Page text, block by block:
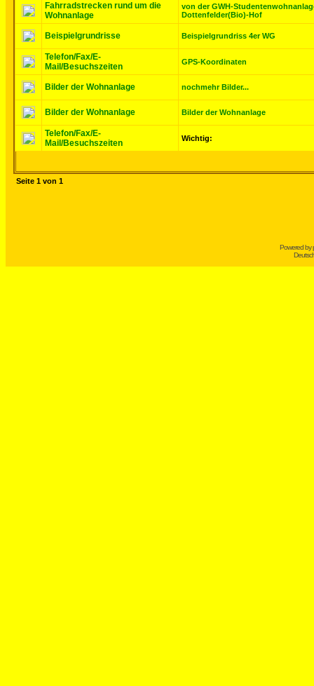
Fahrradstrecken rund um die
Wohnanlage
von der GWH-
Dottenfelder(Bio)-Hof
Beispielgrundrisse Beispielgrundriss 4er WG
Telefon/Fax/E-
Mail/Besuchszeiten
GPS-Koordinaten
Bilder der Wohnanlage nochmehr Bilder...
Bilder der Wohnanlage Bilder der Wohnanlage
Telefon/Fax/E-
Mail/Besuchszeiten
Wichtig:
Seite 1 von 1
Powered by